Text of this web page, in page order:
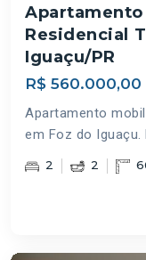
Residencial
Iguaçu/PR
R$ 560.000,00
Apartamento
em Foz do Iguaçu.
2 2